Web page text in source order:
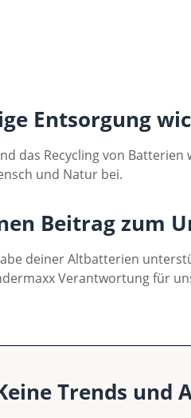
Entsorgung
das Recycling von
und Natur bei.
Beitrag zum
deiner Altbatterien
Verantwortung für
Trends und